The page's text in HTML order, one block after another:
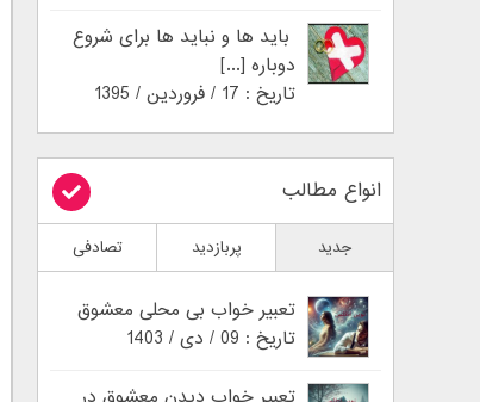
باید ها و نباید ها برای شروع
دوباره [...]
تاریخ : 17 / فروردین / 1395
انواع مطالب
جدید پربازدید تصادفی
تعبیر خواب بی محلی معشوق
تاریخ : 09 / دی / 1403